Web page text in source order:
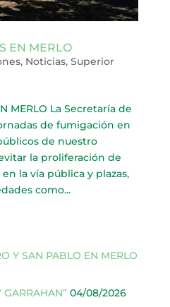
EN MERLO
, Noticias, Superior
MERLO La Secretaría de
de fumigación en
de nuestro
la proliferación de
la vía pública y plazas,
como...
Y SAN PABLO EN MERLO
GARRAHAN” 04/08/2026